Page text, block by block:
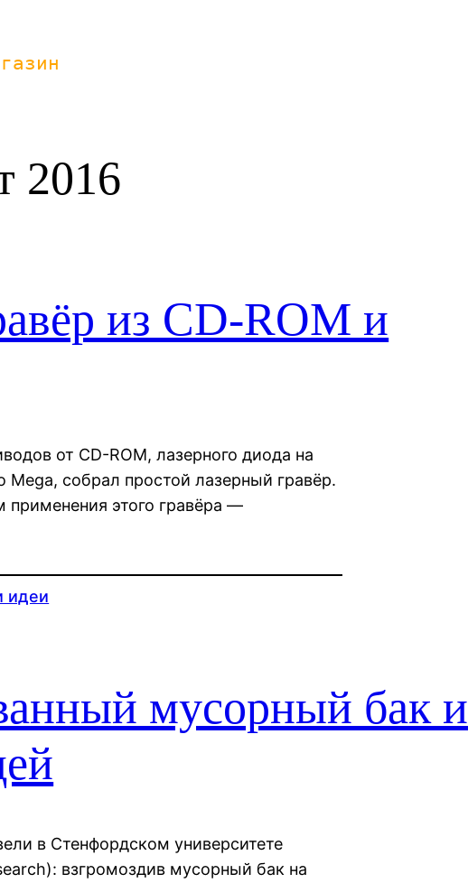
2016
из CD-ROM и
от CD-ROM, лазерного диода на
собрал простой лазерный гравёр.
этого гравёра —
идеи
мусорный бак и
в Стенфордском университете
взгромоздив мусорный бак на